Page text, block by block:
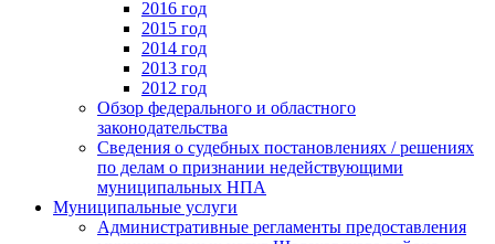
2016 год
2015 год
2014 год
2013 год
2012 год
Обзор федерального и областного
законодательства
Сведения о судебных постановлениях / решениях
по делам о признании недействующими
муниципальных НПА
Муниципальные услуги
Административные регламенты предоставления